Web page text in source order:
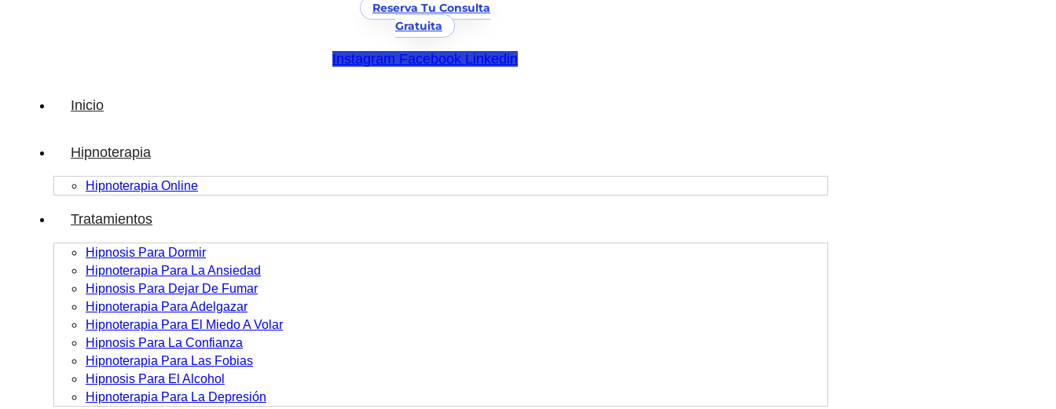
Reserva Tu Consulta
Gratuita
Instagram Facebook Linkedin
Inicio
Hipnoterapia
Hipnoterapia Online
Tratamientos
Hipnosis Para Dormir
Hipnoterapia Para La Ansiedad
Hipnosis Para Dejar De Fumar
Hipnoterapia Para Adelgazar
Hipnoterapia Para El Miedo A Volar
Hipnosis Para La Confianza
Hipnoterapia Para Las Fobias
Hipnosis Para El Alcohol
Hipnoterapia Para La Depresión